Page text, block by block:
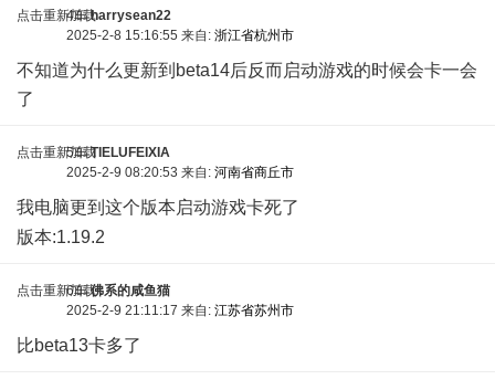
点击重新加载
4车 harrysean22
2025-2-8 15:16:55 来自: 浙江省杭州市
不知道为什么更新到beta14后反而启动游戏的时候会卡一会
了
点击重新加载
5车 TIELUFEIXIA
2025-2-9 08:20:53 来自: 河南省商丘市
我电脑更到这个版本启动游戏卡死了
版本:1.19.2
点击重新加载
6车 佛系的咸鱼猫
2025-2-9 21:11:17 来自: 江苏省苏州市
比beta13卡多了